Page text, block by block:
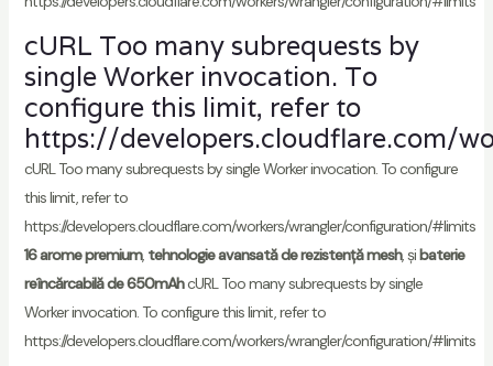
cURL Too many subrequests by
single Worker invocation. To
configure this limit, refer to
https://developers.cloudflare.com/
cURL Too many subrequests by single Worker invocation. To configure
this limit, refer to
https://developers.cloudflare.com/workers/wrangler/configuration/#limits
16 arome premium, tehnologie avansată de rezistență mesh, șibaterie
reîncărcabilă de 650mAhcURL Too many subrequests by single
Worker invocation. To configure this limit, refer to
https://developers.cloudflare.com/workers/wrangler/configuration/#limits